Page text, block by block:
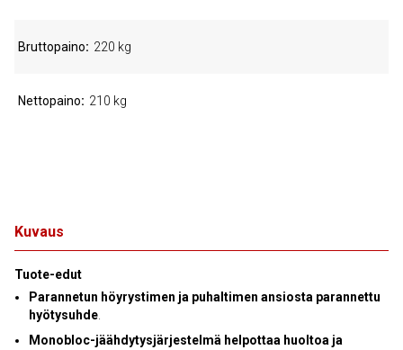
Kuvaus
Tuote-edut
Parannetun höyrystimen ja puhaltimen ansiosta parannettu
hyötysuhde
Monobloc-jäähdytysjärjestelmä helpottaa huoltoa ja
Bruttopaino 220 kg
Nettopaino 210 kg